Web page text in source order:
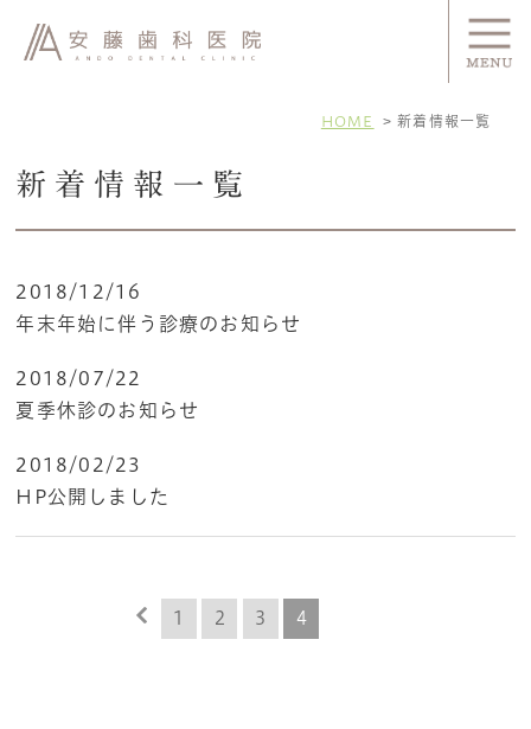
HOME 新着情報一覧
新着情報一覧
2018/12/16
年末年始に伴う診療のお知らせ
2018/07/22
夏季休診のお知らせ
2018/02/23
HP公開しました
1 2 3 4